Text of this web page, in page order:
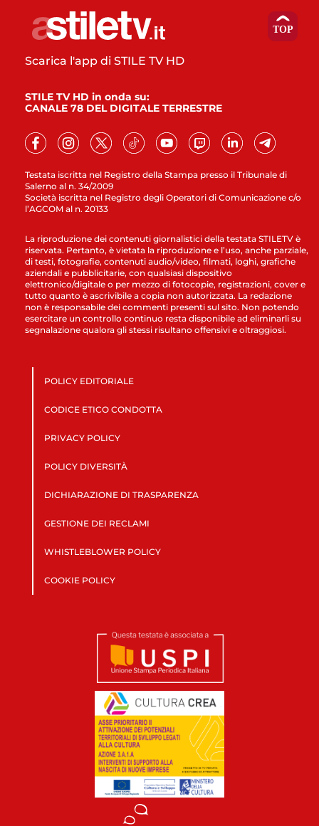
Testata iscritta nel Registro della Stampa presso il Tribunale di
Salerno al n. 34/2009
Società iscritta nel Registro degli Operatori di Comunicazione c/o
l’AGCOM al n. 20133
Scarica l'app di STILE TV HD
STILE TV HD in onda su:
CANALE 78 DEL DIGITALE TERRESTRE
La riproduzione dei contenuti giornalistici della testata STILETV è
riservata. Pertanto, è vietata la riproduzione e l’uso, anche parziale,
di testi, fotografie, contenuti audio/video, filmati, loghi, grafiche
aziendali e pubblicitarie, con qualsiasi dispositivo
elettronico/digitale o per mezzo di fotocopie, registrazioni, cover e
tutto quanto è ascrivibile a copia non autorizzata. La redazione
non è responsabile dei commenti presenti sul sito. Non potendo
esercitare un controllo continuo resta disponibile ad eliminarli su
segnalazione qualora gli stessi risultano offensivi e oltraggiosi.
POLICY EDITORIALE
CODICE ETICO CONDOTTA
PRIVACY POLICY
POLICY DIVERSITÀ
DICHIARAZIONE DI TRASPARENZA
GESTIONE DEI RECLAMI
WHISTLEBLOWER POLICY
COOKIE POLICY